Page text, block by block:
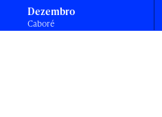
Dezembro
Caboré